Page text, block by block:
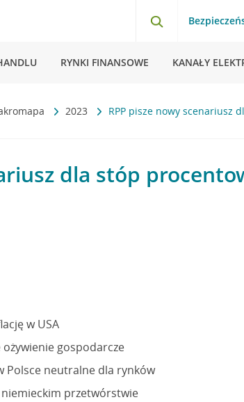
RYNKI FINANSOWE KANAŁY
2023 RPP pisze nowy scenariusz
dla stóp
w USA
gospodarcze
Polsce neutralne dla rynków
przetwórstwie